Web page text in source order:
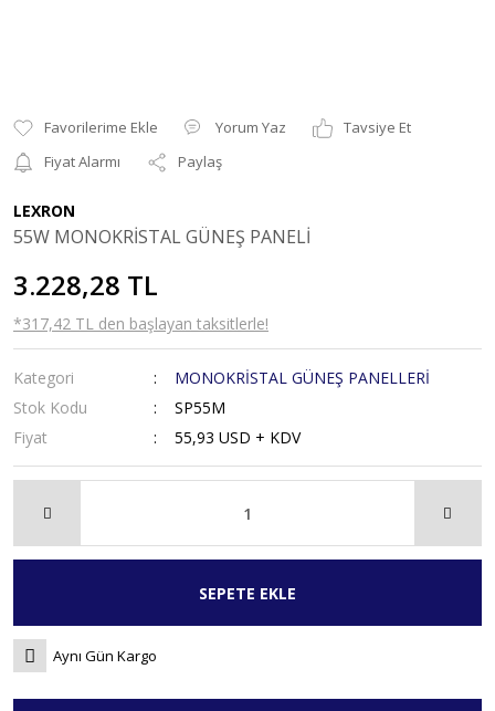
Yorum Yaz
Tavsiye Et
Fiyat Alarmı
Paylaş
LEXRON
55W MONOKRİSTAL GÜNEŞ PANELİ
3.228,28 TL
*317,42 TL den başlayan taksitlerle!
Kategori
MONOKRİSTAL GÜNEŞ PANELLERİ
Stok Kodu
SP55M
Fiyat
55,93 USD + KDV
SEPETE EKLE
Aynı Gün Kargo